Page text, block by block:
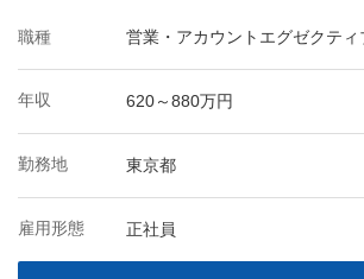
職種 営業・アカウントエグゼクティ
年収 620～880万円
勤務地 東京都
雇用形態 正社員